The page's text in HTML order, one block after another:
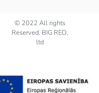
© 2022 All rights
Reserved. BIG RED,
ltd